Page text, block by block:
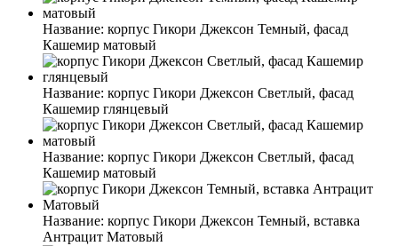
Название: корпус Гикори Джексон Темный, фасад
Кашемир матовый
Название: корпус Гикори Джексон Светлый, фасад
Кашемир глянцевый
Название: корпус Гикори Джексон Светлый, фасад
Кашемир матовый
Название: корпус Гикори Джексон Темный, вставка
Антрацит Матовый